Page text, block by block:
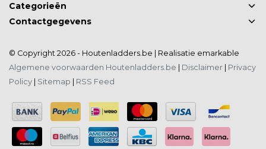
Categorieën
Contactgegevens
© Copyright 2026 - Houtenladders.be | Realisatie emarkable
Algemene voorwaarden Houtenladders.be
Disclaimer
Privacy
Policy
Sitemap RSS Feed